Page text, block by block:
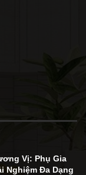
Vị: Phụ Gia
Nghiệm Đa Dạng